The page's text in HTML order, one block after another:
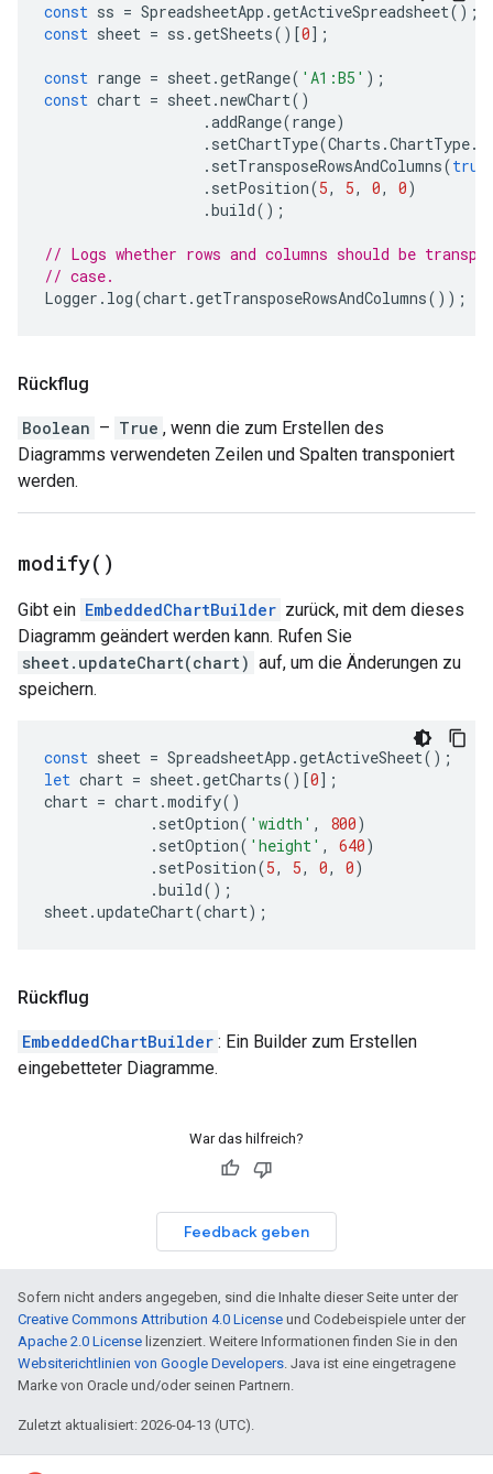
const ss = SpreadsheetApp .getActiveSpreadsheet();
const sheet = ss .getSheets()[0];
const range = sheet.getRange( 'A1:B5' );
const chart = sheet.newChart()
.addRange(range)
. setChartType(Charts .ChartType.
. setTransposeRowsAndColumns(true
. setPosition(5, 5, 0, 0)
.build();
// Logs whether rows and columns should be
// case.
Logger . log(chart.getTransposeRowsAndColumns());
Rückflug
Boolean – True , wenn die zum Erstellen des
Diagramms verwendeten Zeilen und Spalten transponiert
werden.
modify( )
Gibt ein EmbeddedChartBuilder zurück, mit dem dieses
Diagramm geändert werden kann. Rufen Sie
sheet.updateChart(chart) auf, um die Änderungen zu
speichern.
const sheet = SpreadsheetApp .getActiveSheet();
let chart = sheet.getCharts()[0];
chart = chart.modify()
. setOption( 'width' , 800)
. setOption( 'height' , 640)
. setPosition(5, 5, 0, 0)
.build();
sheet.updateChart(chart);
Rückflug
EmbeddedChartBuilder : Ein Builder zum Erstellen
eingebetteter Diagramme.
War das hilfreich?
Feedback geben
Sofern nicht anders angegeben, sind die Inhalte dieser Seite unter der
Creative Commons Attribution 4.0 License und Codebeispiele unter der
Apache 2.0 License lizenziert. Weitere Informationen finden Sie in den
Websiterichtlinien von Google Developers. Java ist eine eingetragene
Marke von Oracle und/oder seinen Partnern.
Zuletzt aktualisiert: 2026-04-13 (UTC).